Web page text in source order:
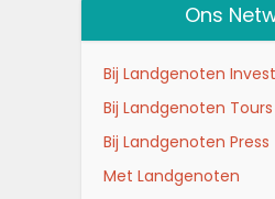
Ons
Bij Landgenoten Invest
Bij Landgenoten Tours
Bij Landgenoten Press
Met Landgenoten